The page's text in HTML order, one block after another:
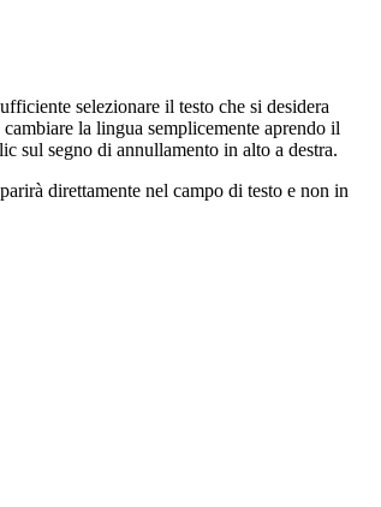
selezionare il testo che si desidera
la lingua semplicemente aprendo il
sul segno di annullamento in alto a destra.
direttamente nel campo di testo e non in